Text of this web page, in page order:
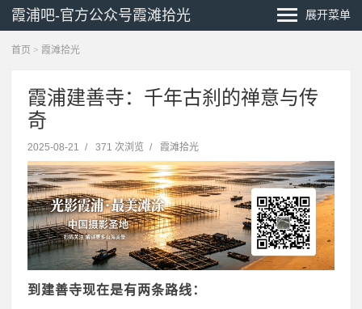
霞浦吧-官方公众号霞滩拾光 展开菜单
首页 > 霞滩拾光
霞浦建善寺：千年古刹的禅意与传
奇
2025-08-21 / 371 次浏览 / 霞滩拾光
到建善寺现在是有两条路线：